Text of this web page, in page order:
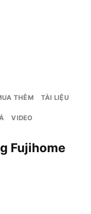
THÊM TÀI LIỆU
VIDEO
Fujihome